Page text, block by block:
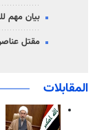
بيان مهم
مقتل
المقابلات